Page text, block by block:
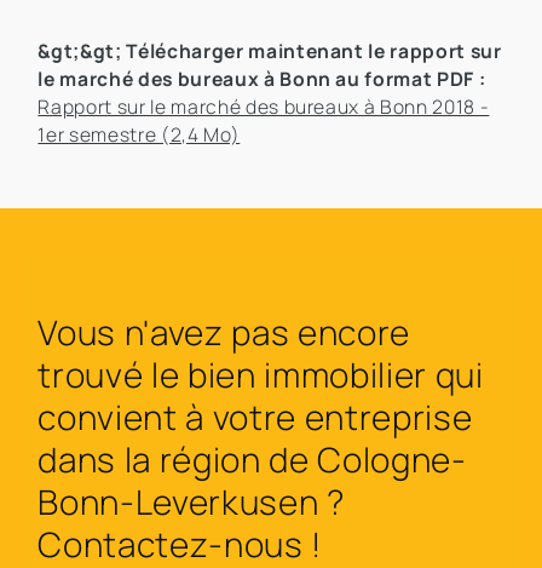
&gt;&gt; Télécharger maintenant le rapport sur
le marché des bureaux à Bonn au format PDF :
Rapport sur le marché des bureaux à Bonn 2018 -
1er semestre (2,4 Mo)
Vous n'avez pas encore
trouvé le bien immobilier qui
convient à votre entreprise
dans la région de Cologne-
Bonn-Leverkusen ?
Contactez-nous !